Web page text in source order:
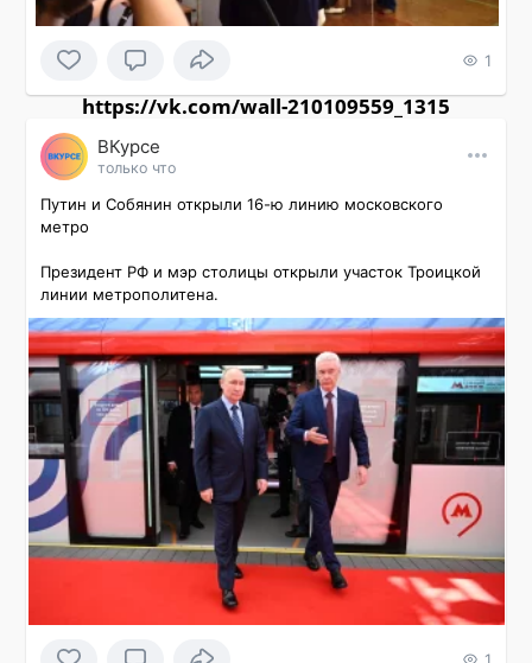
1
https://vk.com/wall-210109559_1315
ВКурсе
только что
Путин и Собянин открыли 16-ю линию московского
метро
Президент РФ и мэр столицы открыли участок Троицкой
линии метрополитена.